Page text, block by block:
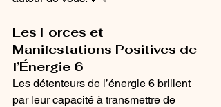
Les Forces et
Manifestations Positives de
l’Énergie 6
Les détenteurs de l’énergie 6 brillent
par leur capacité à transmettre de